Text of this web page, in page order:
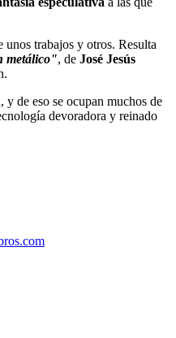
unos trabajos y otros. Resulta
metálico", de José Jesús
de eso se ocupan muchos de
devoradora y reinado